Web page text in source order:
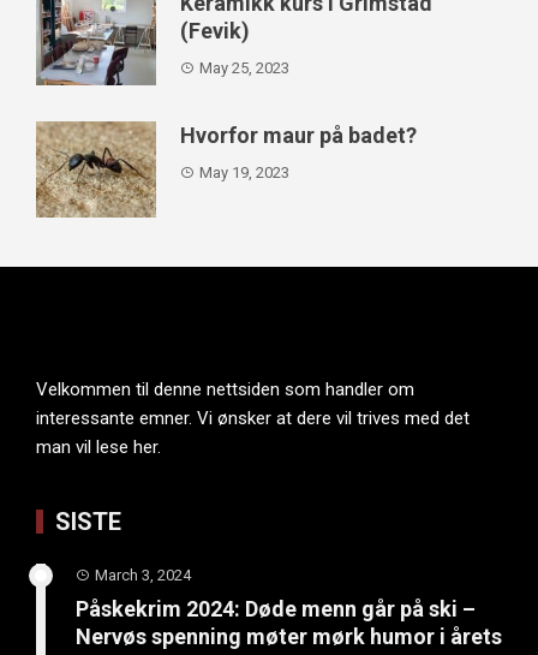
(Fevik)
May 25, 2023
Hvorfor maur på badet?
May 19, 2023
Velkommen til denne nettsiden som handler om
interessante emner. Vi ønsker at dere vil trives med det
man vil lese her.
SISTE
March 3, 2024
Påskekrim 2024: Døde menn går på ski –
Nervøs spenning møter mørk humor i årets